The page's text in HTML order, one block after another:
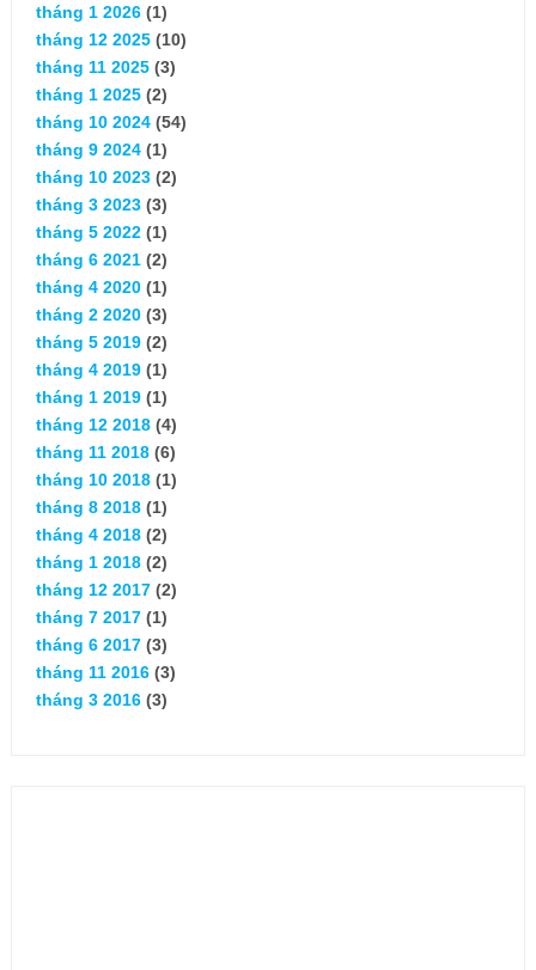
tháng 1 2026(1)
tháng 12 2025(10)
tháng 11 2025(3)
tháng 1 2025(2)
tháng 10 2024(54)
tháng 9 2024(1)
tháng 10 2023(2)
tháng 3 2023(3)
tháng 5 2022(1)
tháng 6 2021(2)
tháng 4 2020(1)
tháng 2 2020(3)
tháng 5 2019(2)
tháng 4 2019(1)
tháng 1 2019(1)
tháng 12 2018(4)
tháng 11 2018(6)
tháng 10 2018(1)
tháng 8 2018(1)
tháng 4 2018(2)
tháng 1 2018(2)
tháng 12 2017(2)
tháng 7 2017(1)
tháng 6 2017(3)
tháng 11 2016(3)
tháng 3 2016(3)